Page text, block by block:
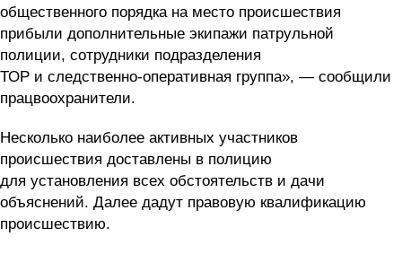
общественного порядка на место происшествия
прибыли дополнительные экипажи патрульной
полиции, сотрудники подразделения
ТОР и следственно-оперативная группа», — сообщили
працвоохранители.
Несколько наиболее активных участников
происшествия доставлены в полицию
для установления всех обстоятельств и дачи
объяснений. Далее дадут правовую квалификацию
происшествию.